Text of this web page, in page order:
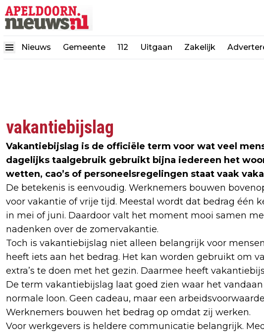
Nieuws Gemeente 112 Uitgaan Zakelijk
vakantiebijslag
Vakantiebijslag is de officiële term voor wat veel
dagelijks taalgebruik gebruikt bijna iedereen het
wetten, cao’s of personeelsregelingen staat vaak
De betekenis is eenvoudig. Werknemers bouwen
voor vakantie of vrije tijd. Meestal wordt dat bedrag één
in mei of juni. Daardoor valt het moment mooi samen
nadenken over de zomervakantie.
Toch is vakantiebijslag niet alleen belangrijk voor
heeft iets aan het bedrag. Het kan worden gebruikt om
extra’s te doen met het gezin. Daarmee heeft
De term vakantiebijslag laat goed zien waar het
normale loon. Geen cadeau, maar een
Werknemers bouwen het bedrag op omdat zij werken.
Voor werkgevers is heldere communicatie belangrijk.